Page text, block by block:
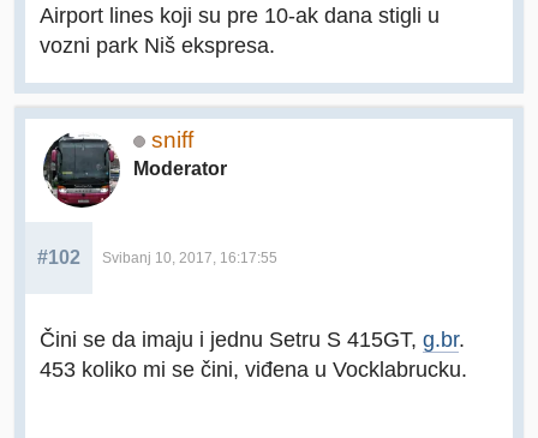
Airport lines koji su pre 10-ak dana stigli u
vozni park Niš ekspresa.
sniff
Moderator
#102 Svibanj 10, 2017, 16:17:55
Čini se da imaju i jednu Setru S 415GT, g.br.
453 koliko mi se čini, viđena u Vocklabrucku.